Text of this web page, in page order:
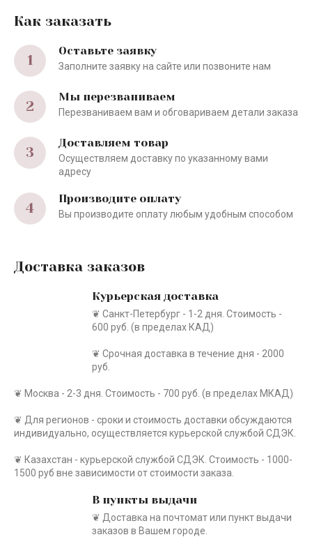
Как заказать
1
Оставьте заявку
Заполните заявку на сайте или позвоните нам
2
Мы перезваниваем
Перезваниваем вам и обговариваем детали заказа
3
Доставляем товар
Осуществляем доставку по указанному вами
адресу
4
Производите оплату
Вы производите оплату любым удобным способом
Доставка заказов
Курьерская доставка
❦ Санкт-Петербург - 1-2 дня. Стоимость -
600 руб. (в пределах КАД)
❦ Срочная доставка в течение дня - 2000
руб.
❦ Москва - 2-3 дня. Стоимость - 700 руб. (в пределах МКАД)
❦ Для регионов - сроки и стоимость доставки обсуждаются
индивидуально, осуществляется курьерской службой СДЭК.
❦ Казахстан - курьерской службой СДЭК. Стоимость - 1000-
1500 руб вне зависимости от стоимости заказа.
В пункты выдачи
❦ Доставка на почтомат или пункт выдачи
заказов в Вашем городе.